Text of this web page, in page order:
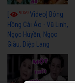
9059 Video] Bông
Hồng Cài Áo - Vũ Linh,
Ngọc Huyền, Ngọc
Giàu, Diệp Lang